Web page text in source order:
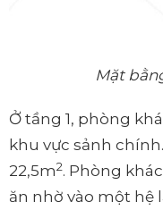
Mặt
Ở tầng 1, phòng
khu vực sảnh
22,5m2. Phòng
ăn nhờ vào một hệ